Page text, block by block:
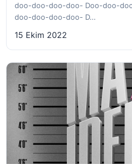
doo-doo-doo-doo- Doo-doo-
doo-doo-doo-doo- D...
15 Ekim 2022